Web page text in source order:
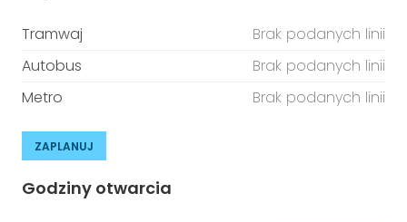
Tramwaj
Brak podanych linii
Autobus
Brak podanych linii
Metro
Brak podanych linii
ZAPLANUJ
Godziny otwarcia